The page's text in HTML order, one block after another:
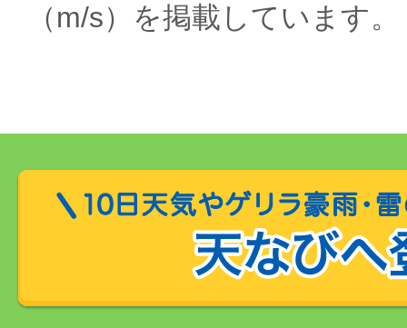
（m/s）を掲載しています。